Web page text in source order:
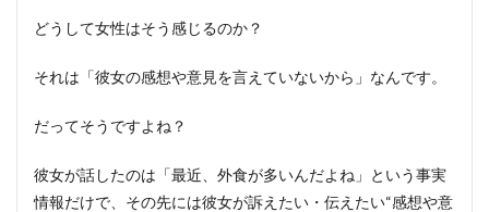
どうして女性はそう感じるのか？
それは「彼女の感想や意見を言えていないから」なんです。
だってそうですよね？
彼女が話したのは「最近、外食が多いんだよね」という事実
情報だけで、その先には彼女が訴えたい・伝えたい“感想や意